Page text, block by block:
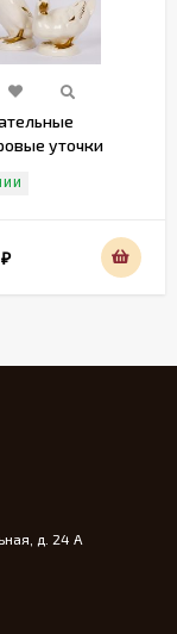
уточки
₽
д. 24 А